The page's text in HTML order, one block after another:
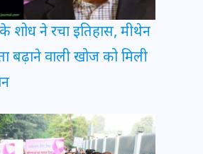
शोध ने रचा इतिहास, मीथेन
बढ़ाने वाली खोज को मिली